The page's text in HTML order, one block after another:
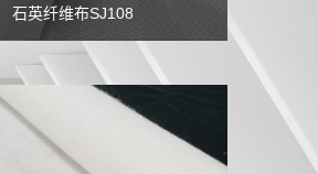
石英纤维布SJ108